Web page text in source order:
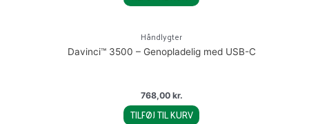
Håndlygter
Davinci™ 3500 – Genopladelig med USB-C
768,00 kr.
TILFØJ TIL KURV